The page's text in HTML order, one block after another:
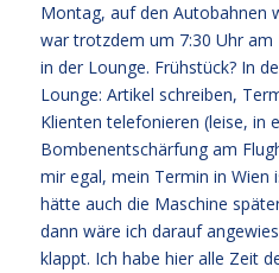
Montag, auf den Autobahnen
war trotzdem um 7:30 Uhr am
in der Lounge. Frühstück? In
Lounge: Artikel schreiben,
Klienten telefonieren (leise, in
Bombenentschärfung am
mir egal, mein Termin in Wien
hätte auch die Maschine
dann wäre ich darauf
klappt. Ich habe hier alle Zeit